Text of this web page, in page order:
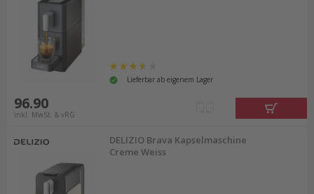
Lieferbar ab eigenem Lager
96.90
inkl. MwSt. & vRG
DELIZIO Brava Kapselmaschine
Creme Weiss